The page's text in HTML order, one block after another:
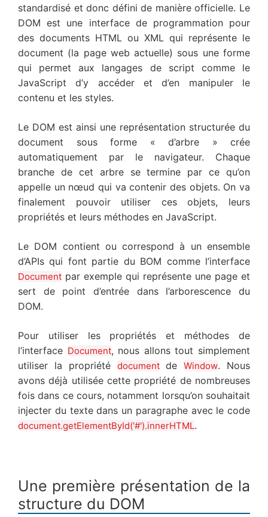
standardisé et donc défini de manière officielle. Le
DOM est une interface de programmation pour
des documents HTML ou XML qui représente le
document (la page web actuelle) sous une forme
qui permet aux langages de script comme le
JavaScript d’y accéder et d’en manipuler le
contenu et les styles.
Le DOM est ainsi une représentation structurée du
document sous forme « d’arbre » crée
automatiquement par le navigateur. Chaque
branche de cet arbre se termine par ce qu’on
appelle un nœud qui va contenir des objets. On va
finalement pouvoir utiliser ces objets, leurs
propriétés et leurs méthodes en JavaScript.
Le DOM contient ou correspond à un ensemble
d’APIs qui font partie du BOM comme l’interface
Document par exemple qui représente une page et
sert de point d’entrée dans l’arborescence du
DOM.
Pour utiliser les propriétés et méthodes de
l’interface Document, nous allons tout simplement
utiliser la propriété documentdeWindow. Nous
avons déjà utilisée cette propriété de nombreuses
fois dans ce cours, notamment lorsqu’on souhaitait
injecter du texte dans un paragraphe avec le code
document.getElementById('#').innerHTML.
Une première présentation de la
structure du DOM